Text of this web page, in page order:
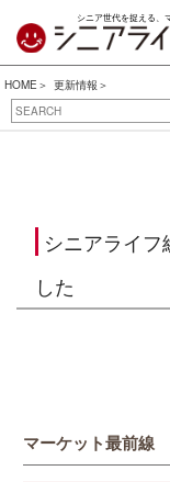
シニア世代を捉える、
HOME
更新情報
シニアライ
した
マーケット最前線